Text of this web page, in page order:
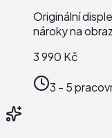
Originální
nároky na
3 990 Kč
3 - 5